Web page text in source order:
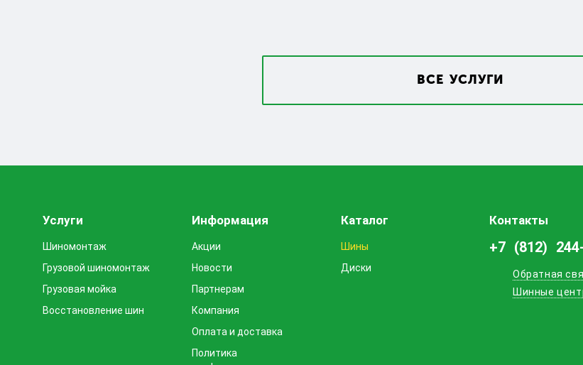
ВСЕ УСЛУГИ
Услуги
Шиномонтаж
Грузовой шиномонтаж
Грузовая мойка
Восстановление шин
Информация
Акции
Новости
Партнерам
Компания
Оплата и доставка
Политика
Каталог
Шины
Диски
Контакты
+7 (812)
Обратная
Шинные